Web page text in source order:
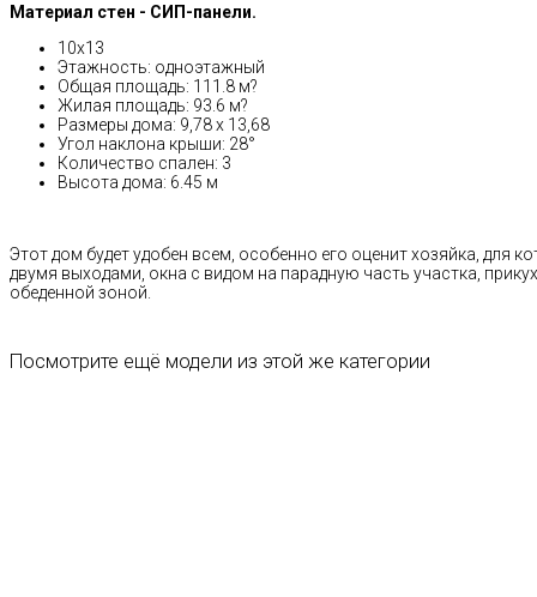
Материал стен - СИП-панели.
10х13
Этажность: одноэтажный
Общая площадь: 111.8 м?
Жилая площадь: 93.6 м?
Размеры дома: 9,78 x 13,68
Угол наклона крыши: 28°
Количество спален: 3
Высота дома: 6.45 м
Этот дом будет удобен всем, особенно его оценит хозяйка, для
двумя выходами, окна с видом на парадную часть участка,
обеденной зоной.
Посмотрите ещё модели из этой же категории